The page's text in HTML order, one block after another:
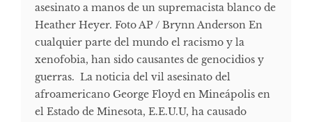
asesinato a manos de un supremacista blanco de
Heather Heyer. Foto AP / Brynn Anderson En
cualquier parte del mundo el racismo y la
xenofobia, han sido causantes de genocidios y
guerras. La noticia del vil asesinato del
afroamericano George Floyd en Mineápolis en
el Estado de Minesota, E.E.U.U, ha causado